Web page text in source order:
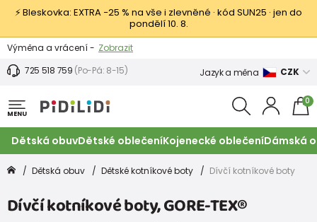
⚡ Bleskovka: EXTRA −25 % na vše i zlevněné · kód SUN25 · jen do
pondělí 10. 8.
Výměna a vrácení - Zobrazit
Sleva 100 Kč na první nákup -
725 518 759 (Po-Pá: 8-15) Jazyk a měna CZK
MENU
0
Dětská obuvDětské oblečeníKojenecké oblečeníDámská
Dětská obuv Dětské kotníkové boty Dívčí kotníkové boty
Dívčí kotníkové boty, GORE-TEX®